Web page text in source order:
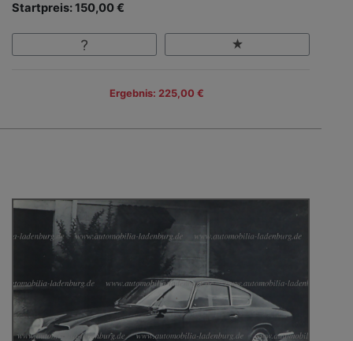
Startpreis: 150,00 €
Ergebnis: 225,00 €